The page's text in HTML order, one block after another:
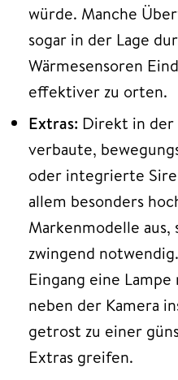
würde. Manche
sogar in der Lage
Wärmesensoren
effektiver zu orten.
Extras: Direkt in der
verbaute,
oder integrierte
allem besonders
Markenmodelle aus,
zwingend
Eingang eine
neben der Kamera
getrost zu einer
Extras greifen.